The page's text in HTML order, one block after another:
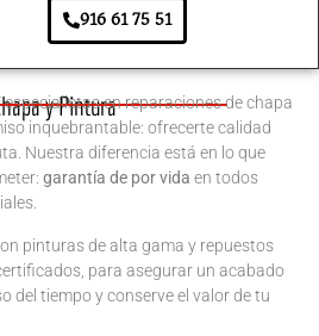
916 61 75 51
y Pintura
especialistas en reparaciones de chapa
inquebrantable: ofrecerte calidad
Nuestra diferencia está en lo que
garantía de por vida en todos
pinturas de alta gama y repuestos
para asegurar un acabado
del tiempo y conserve el valor de tu